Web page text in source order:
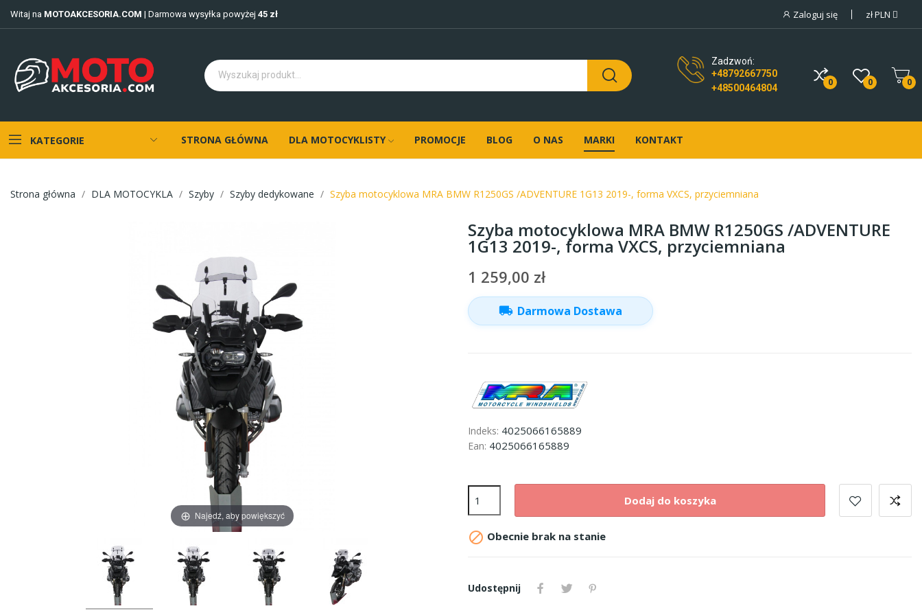
Witaj na MOTOAKCESORIA.COM | Darmowa wysyłka powyżej 45 zł Zaloguj się złPLN
Zadzwoń:
+48792667750
+48500464804
0 0 0
KATEGORIE STRONA GŁÓWNA DLA MOTOCYKLISTY PROMOCJE BLOG O NAS MARKI KONTAKT
Strona główna DLA MOTOCYKLA Szyby Szyby dedykowane Szyba motocyklowa MRA BMW R1250GS /ADVENTURE 1G13 2019-, forma VXCS, przyciemniana
Najedź, aby powiększyć
Szyba motocyklowa MRA BMW R1250GS /ADVENTURE
1G13 2019-, forma VXCS, przyciemniana
1 259,00 zł
local_shipping Darmowa Dostawa
Indeks: 4025066165889
Ean: 4025066165889
Dodaj do koszyka
 Obecnie brak na stanie
Udostępnij